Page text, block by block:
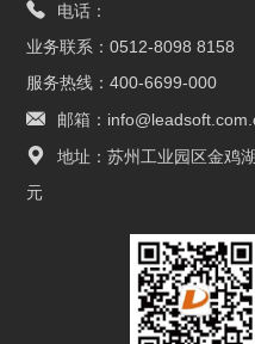
电话：
业务联系：0512-8098 8158
服务热线：400-6699-000
邮箱：
地址：苏州工业园区金鸡
元